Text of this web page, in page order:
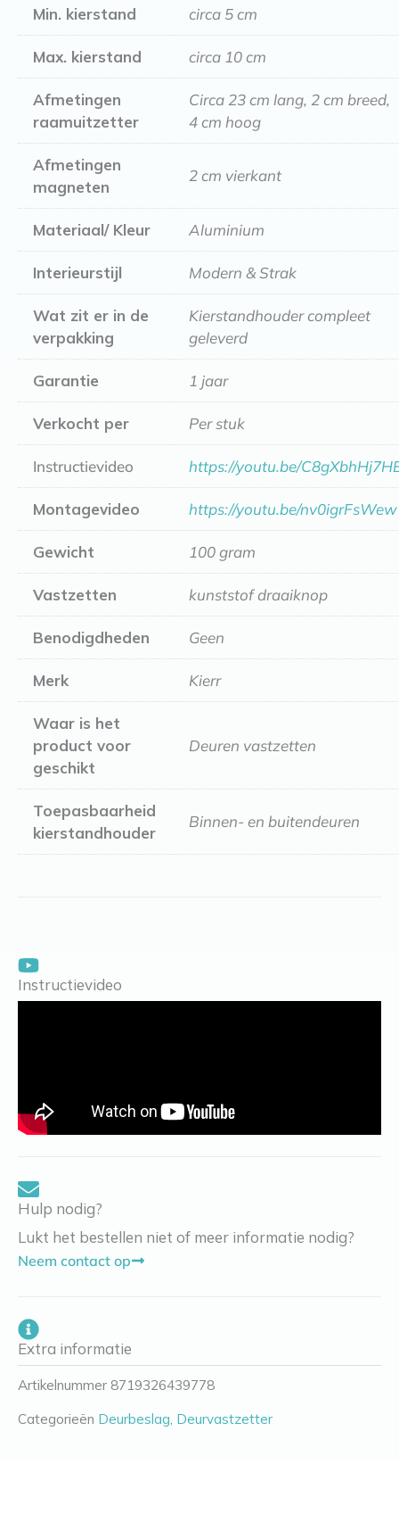
Min. kierstand circa 5 cm
Max. kierstand circa 10 cm
Afmetingen
raamuitzetter
Circa 23 cm lang, 2 cm breed,
4 cm hoog
Afmetingen
magneten
2 cm vierkant
Materiaal/ Kleur Aluminium
Interieurstijl Modern & Strak
Wat zit er in de
verpakking
Kierstandhouder compleet
geleverd
Garantie 1 jaar
Verkocht per Per stuk
Instructievideo https://youtu.be/
Montagevideo https://youtu.be/nv0igrFsWew
Gewicht 100 gram
Vastzetten kunststof draaiknop
Benodigdheden Geen
Merk Kierr
Waar is het
product voor
geschikt
Deuren vastzetten
Toepasbaarheid
kierstandhouder
Binnen- en buitendeuren
Instructievideo
Hulp nodig?
Lukt het bestellen niet of meer informatie nodig?
Neem contact op
Extra informatie
Artikelnummer 8719326439778
Categorieën Deurbeslag, Deurvastzetter